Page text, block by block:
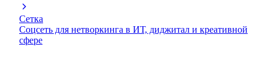
Сетка
Соцсеть для нетворкинга в ИТ, диджитал и креативной
сфере